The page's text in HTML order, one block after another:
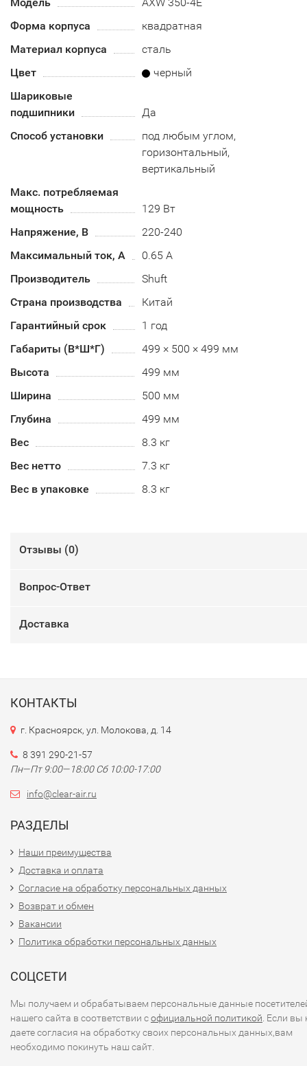
Форма корпуса
квадратная
Материал корпуса
сталь
Цвет
черный
Шариковые
подшипники
Да
Способ установки
под любым углом,
горизонтальный,
вертикальный
Макс. потребляемая
мощность
129 Вт
Напряжение, В
220-240
Максимальный ток, А
0.65 А
Производитель
Shuft
Страна производства
Китай
Гарантийный срок
1 год
Габариты (В*Ш*Г)
499 × 500 × 499 мм
Высота
499 мм
Ширина
500 мм
Глубина
499 мм
Вес
8.3 кг
Вес нетто
7.3 кг
Вес в упаковке
8.3 кг
Отзывы (0)
Вопрос-Ответ
Доставка
КОНТАКТЫ
г. Красноярск, ул. Молокова, д. 14
8 391 290-21-57
Пн—Пт 9:00—18:00 Сб 10:00-17:00
info@clear-air.ru
РАЗДЕЛЫ
Наши преимущества
Доставка и оплата
Согласие на обработку персональных данных
Возврат и обмен
Вакансии
Политика обработки персональных данных
СОЦСЕТИ
Мы получаем и обрабатываем персональные данные
нашего сайта в соответствии софициальной политикой . Если вы
даете согласия на обработку своих персональных данных,вам
необходимо покинуть наш сайт.